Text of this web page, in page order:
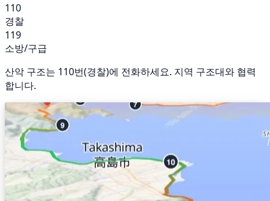
110
경찰
119
소방/구급
산악 구조는 110번(경찰)에 전화하세요. 지역 구조대와 협력
합니다.